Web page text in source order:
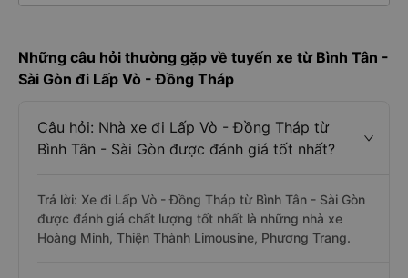
Những câu hỏi thường gặp về tuyến xe từ Bình Tân -
Sài Gòn đi Lấp Vò - Đồng Tháp
Câu hỏi: Nhà xe đi Lấp Vò - Đồng Tháp từ
Bình Tân - Sài Gòn được đánh giá tốt nhất?
Trả lời: Xe đi Lấp Vò - Đồng Tháp từ Bình Tân - Sài Gòn
được đánh giá chất lượng tốt nhất là những nhà xe
Hoàng Minh, Thiện Thành Limousine, Phương Trang.